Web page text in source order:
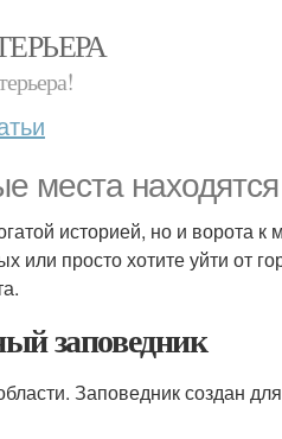
места
историей, но и ворота
просто хотите уйти от
заповедник
Заповедник создан